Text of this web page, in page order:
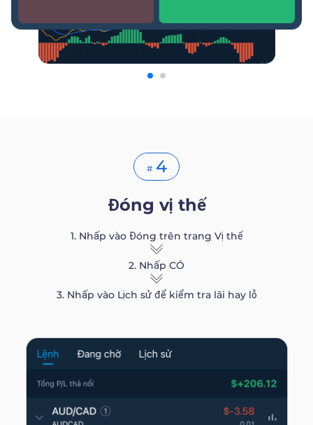
# 4
Đóng vị thế
1. Nhấp vào Đóng trên trang Vị thế
2. Nhấp CÓ
3. Nhấp vào Lịch sử để kiểm tra lãi hay lỗ